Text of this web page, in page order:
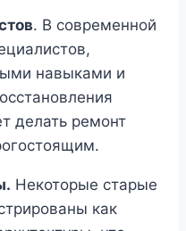
. В современной
навыками и
делать ремонт
Некоторые старые
как